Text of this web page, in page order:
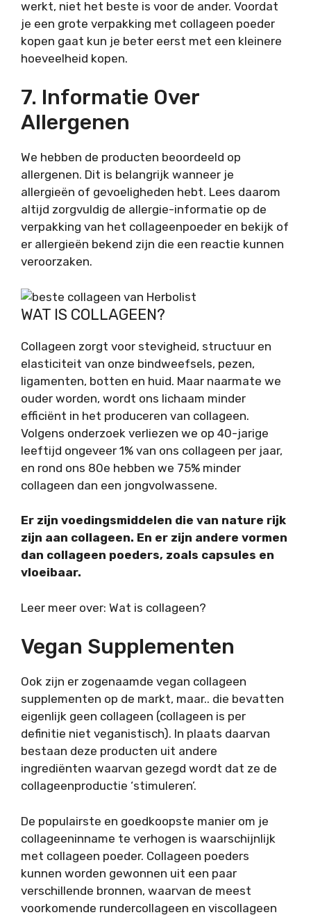
werkt, niet het beste is voor de ander. Voordat
je een grote verpakking met collageen poeder
kopen gaat kun je beter eerst met een kleinere
hoeveelheid kopen.
7. Informatie Over
Allergenen
We hebben de producten beoordeeld op
allergenen. Dit is belangrijk wanneer je
allergieën of gevoeligheden hebt. Lees daarom
altijd zorgvuldig de allergie-informatie op de
verpakking van het collageenpoeder en bekijk of
er allergieën bekend zijn die een reactie kunnen
veroorzaken.
WAT IS COLLAGEEN?
Collageen zorgt voor stevigheid, structuur en
elasticiteit van onze bindweefsels, pezen,
ligamenten, botten en huid. Maar naarmate we
ouder worden, wordt ons lichaam minder
efficiënt in het produceren van collageen.
Volgens onderzoek verliezen we op 40-jarige
leeftijd ongeveer 1% van ons collageen per jaar,
en rond ons 80e hebben we 75% minder
collageen dan een jongvolwassene.
Er zijn voedingsmiddelen die van nature rijk
zijn aan collageen. En er zijn andere vormen
dan collageen poeders, zoals capsules en
vloeibaar.
Leer meer over: Wat is collageen?
Vegan Supplementen
Ook zijn er zogenaamde vegan collageen
supplementen op de markt, maar.. die bevatten
eigenlijk geen collageen (collageen is per
definitie niet veganistisch). In plaats daarvan
bestaan deze producten uit andere
ingrediënten waarvan gezegd wordt dat ze de
collageenproductie ‘stimuleren’.
De populairste en goedkoopste manier om je
collageeninname te verhogen is waarschijnlijk
met collageen poeder. Collageen poeders
kunnen worden gewonnen uit een paar
verschillende bronnen, waarvan de meest
voorkomende rundercollageen en viscollageen